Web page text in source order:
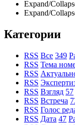
Expand/
Expand/
Категории
RSS Все 349
RSS Тема
RSS
RSS
RSS Взгляд 57
RSS Встреча
RSS Голос
RSS Дата 47